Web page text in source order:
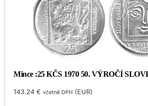
Mince :25 KČS 1970 50. VÝROČÍ
143.24€ včetně DPH (EUR)